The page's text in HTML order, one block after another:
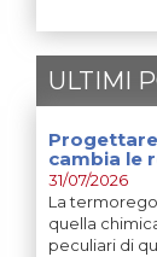
ULTIMI
Progettare
cambia le
31/07/2026
La
quella
peculiari di